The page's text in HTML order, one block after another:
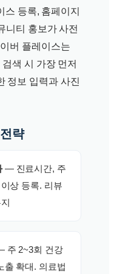
스 등록, 홈페이지
니티 홍보가 사전
버 플레이스는
색 시 가장 먼저
정보 입력과 사진
략
— 진료시간, 주
상 등록. 리뷰
주 2~3회 건강
출 확대. 의료법